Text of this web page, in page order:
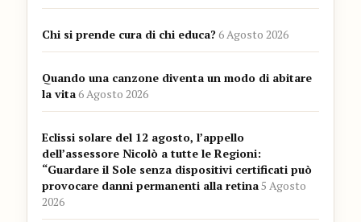
Chi si prende cura di chi educa?6 Agosto 2026
Quando una canzone diventa un modo di abitare
la vita6 Agosto 2026
Eclissi solare del 12 agosto, l’appello
dell’assessore Nicolò a tutte le Regioni:
“Guardare il Sole senza dispositivi certificati può
provocare danni permanenti alla retina5 Agosto
2026